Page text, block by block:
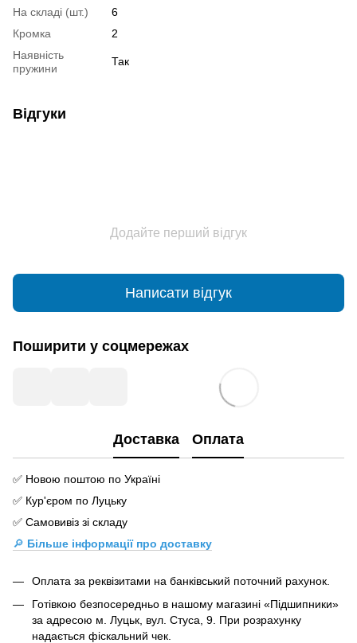
На складі (шт.)
6
Кромка
2
Наявність
пружини
Так
Відгуки
Додайте перший відгук
Написати відгук
Поширити у соцмережах
Доставка Оплата
✅ Новою поштою по Україні
✅ Кур'єром по Луцьку
✅ Самовивіз зі складу
🔎 Більше інформації про доставку
Оплата за реквізитами на банківський поточний рахунок.
Готівкою безпосередньо в нашому магазині «Підшипники»
за адресою м. Луцьк, вул. Стуса, 9. При розрахунку
надається фіскальний чек.